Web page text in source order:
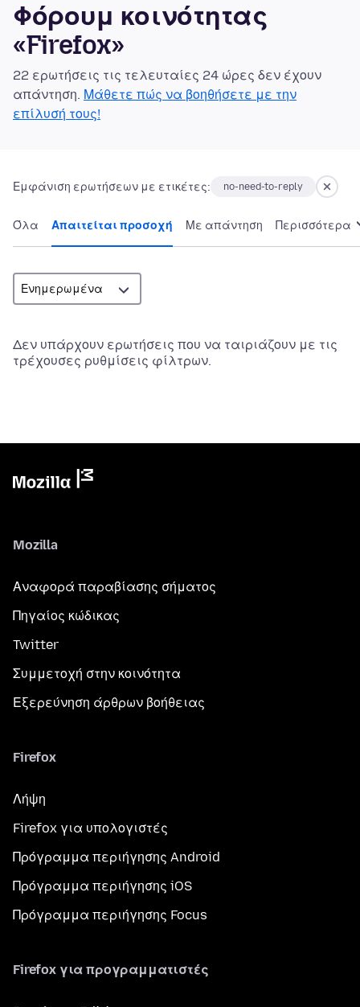
Φόρουμ κοινότητας
«Firefox»
22 ερωτήσεις τις τελευταίες 24 ώρες δεν έχουν
απάντηση. Μάθετε πώς να βοηθήσετε με την
επίλυσή τους!
Εμφάνιση ερωτήσεων με ετικέτες: no-need-to-reply
Όλα Απαιτείται προσοχή Με απάντηση Περισσότερα
Δεν υπάρχουν ερωτήσεις που να ταιριάζουν με τις
τρέχουσες ρυθμίσεις φίλτρων.
Mozilla
Αναφορά παραβίασης σήματος
Πηγαίος κώδικας
Twitter
Συμμετοχή στην κοινότητα
Εξερεύνηση άρθρων βοήθειας
Firefox
Λήψη
Firefox για υπολογιστές
Πρόγραμμα περιήγησης Android
Πρόγραμμα περιήγησης iOS
Πρόγραμμα περιήγησης Focus
Firefox για προγραμματιστές